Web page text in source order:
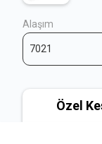
Alaşım
7021
Özel